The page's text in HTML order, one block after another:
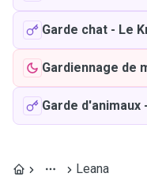
Garde chat - Le
Gardiennage de
Garde d'animaux -
Leana